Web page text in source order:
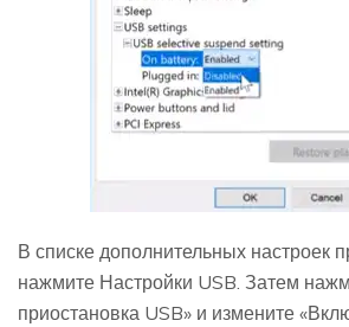
В списке дополнительных настроек
нажмите Настройки USB. Затем
приостановка USB» и измените